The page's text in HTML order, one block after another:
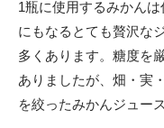
1瓶に使用するみかん
にもなるとても贅沢な
多くあります。糖度を
ありましたが、畑・実
を絞ったみかんジュー